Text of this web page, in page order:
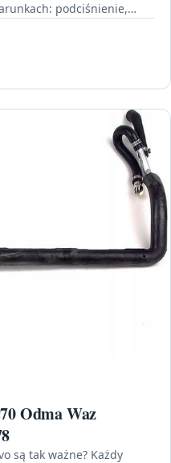
podciśnienie,
Odma Waz
są tak ważne? Każdy